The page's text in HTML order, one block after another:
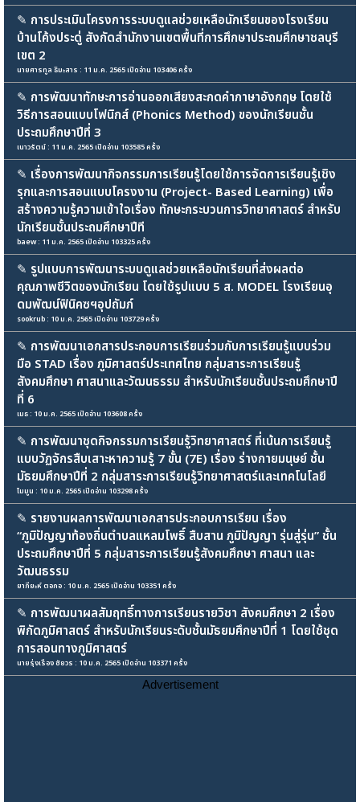
✎ การประเมินโครงการระบบดูแลช่วยเหลือนักเรียนของโรงเรียน
บ้านโค้งประดู่ สังกัดสำนักงานเขตพื้นที่การศึกษาประถมศึกษาชลบุรี
เขต 2
นายศารทูล ธิมะสาร : 11 ม.ค. 2565 เปิดอ่าน 103406 ครั้ง
✎ การพัฒนาทักษะการอ่านออกเสียงสะกดคำภาษาอังกฤษ โดยใช้
วิธีการสอนแบบโฟนิกส์ (Phonics Method) ของนักเรียนชั้น
ประถมศึกษาปีที่ 3
เนาวรัตน์ : 11 ม.ค. 2565 เปิดอ่าน 103585 ครั้ง
✎ เรื่องการพัฒนากิจกรรมการเรียนรู้โดยใช้การจัดการเรียนรู้เชิง
รุกและการสอนแบบโครงงาน (Project- Based Learning) เพื่อ
สร้างความรู้ความเข้าใจเรื่อง ทักษะกระบวนการวิทยาศาสตร์ สำหรับ
นักเรียนชั้นประถมศึกษาปีที
baew : 11 ม.ค. 2565 เปิดอ่าน 103325 ครั้ง
✎ รูปแบบการพัฒนาระบบดูแลช่วยเหลือนักเรียนที่ส่งผลต่อ
คุณภาพชีวิตของนักเรียน โดยใช้รูปแบบ 5 ส. MODEL โรงเรียนอุ
ดมพัฒน์ฟินิคซฯอุปถัมภ์
sookrub : 10 ม.ค. 2565 เปิดอ่าน 103729 ครั้ง
✎ การพัฒนาเอกสารประกอบการเรียนร่วมกับการเรียนรู้แบบร่วม
มือ STAD เรื่อง ภูมิศาสตร์ประเทศไทย กลุ่มสาระการเรียนรู้
สังคมศึกษา ศาสนาและวัฒนธรรม สำหรับนักเรียนชั้นประถมศึกษาปี
ที่ 6
เมธ : 10 ม.ค. 2565 เปิดอ่าน 103608 ครั้ง
✎ การพัฒนาชุดกิจกรรมการเรียนรู้วิทยาศาสตร์ ที่เน้นการเรียนรู้
แบบวัฏจักรสืบเสาะหาความรู้ 7 ขั้น (7E) เรื่อง ร่างกายมนุษย์ ชั้น
มัธยมศึกษาปีที่ 2 กลุ่มสาระการเรียนรู้วิทยาศาสตร์และเทคโนโลยี
ไมมูน : 10 ม.ค. 2565 เปิดอ่าน 103298 ครั้ง
✎ รายงานผลการพัฒนาเอกสารประกอบการเรียน เรื่อง
“ภูมิปัญญาท้องถิ่นตำบลแหลมโพธิ์ สืบสาน ภูมิปัญญา รุ่นสู่รุ่น” ชั้น
ประถมศึกษาปีที่ 5 กลุ่มสาระการเรียนรู้สังคมศึกษา ศาสนา และ
วัฒนธรรม
ยากียะห์ ตอกอ : 10 ม.ค. 2565 เปิดอ่าน 103351 ครั้ง
✎ การพัฒนาผลสัมฤทธิ์ทางการเรียนรายวิชา สังคมศึกษา 2 เรื่อง
พิกัดภูมิศาสตร์ สำหรับนักเรียนระดับชั้นมัธยมศึกษาปีที่ 1 โดยใช้ชุด
การสอนทางภูมิศาสตร์
นายรุ่งเรือง ชัยวร : 10 ม.ค. 2565 เปิดอ่าน 103371 ครั้ง
Advertisement